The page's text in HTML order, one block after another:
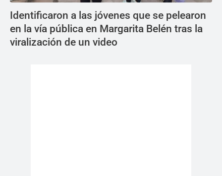
Identificaron a las jóvenes que se pelearon
en la vía pública en Margarita Belén tras la
viralización de un video